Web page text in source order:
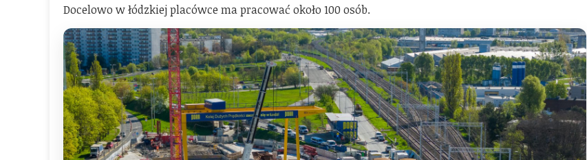
Docelowo w łódzkiej placówce ma pracować około 100 osób.